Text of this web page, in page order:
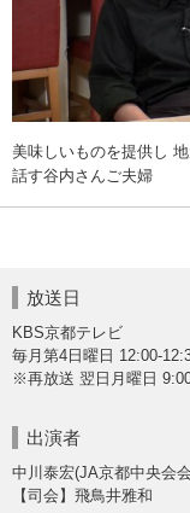
美味しいものを提供し
話す谷内さんご夫婦
放送日
KBS京都テレビ
毎月第4日曜日 12:00-
※再放送 翌日月曜日
出演者
中川泰宏(JA京都中央会
【司会】飛鳥井雅和